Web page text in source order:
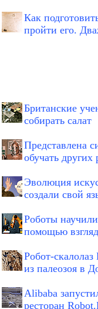
Как
пройти его.
Британские
собирать салат
Представлена
обучать других
Эволюция
создали свой
Роботы
помощью
Робот-
из палеозоя в
Alibaba
ресторан